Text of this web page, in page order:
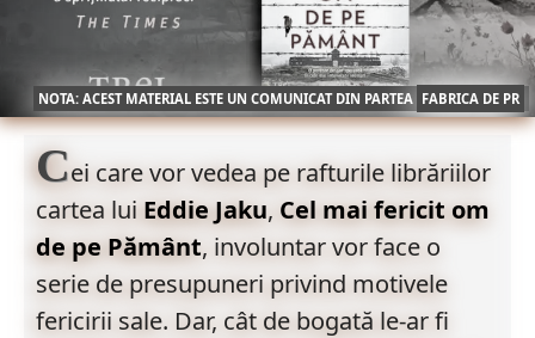
NOTA: ACEST MATERIAL ESTE UN COMUNICAT DIN PARTEA FABRICA DE PR
Cei care vor vedea pe rafturile librăriilor
cartea lui Eddie Jaku, Cel mai fericit om
de pe Pământ, involuntar vor face o
serie de presupuneri privind motivele
fericirii sale. Dar, cât de bogată le-ar fi